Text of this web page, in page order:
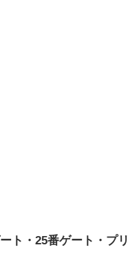
ト・25番ゲート・プ